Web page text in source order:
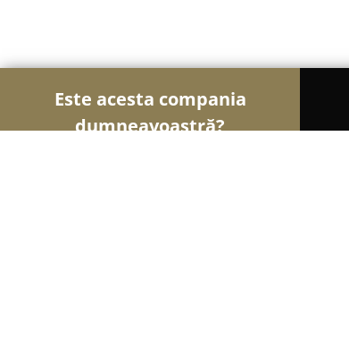
Este acesta compania
dumneavoastră?